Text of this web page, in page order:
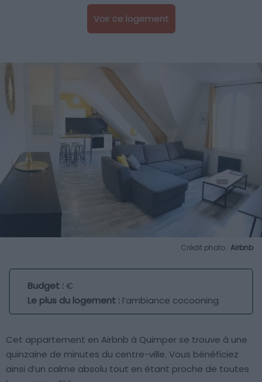
Voir ce logement
Crédit photo : Airbnb
Budget :€
Le plus du logement : l’ambiance cocooning
Cet appartement en Airbnb à Quimper se trouve à une
quinzaine de minutes du centre-ville. Vous bénéficiez
ainsi d’un calme absolu tout en étant proche de toutes